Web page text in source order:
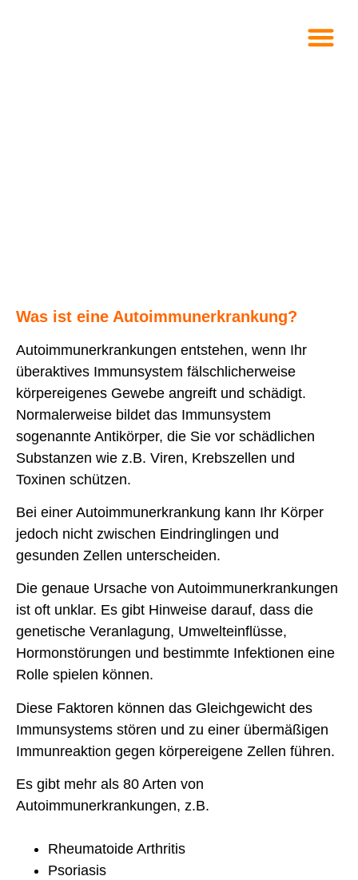
Was ist eine Autoimmunerkrankung?
Autoimmunerkrankungen entstehen, wenn Ihr
überaktives Immunsystem fälschlicherweise
körpereigenes Gewebe angreift und schädigt.
Normalerweise bildet das Immunsystem
sogenannte Antikörper, die Sie vor schädlichen
Substanzen wie z.B. Viren, Krebszellen und
Toxinen schützen.
Bei einer Autoimmunerkrankung kann Ihr Körper
jedoch nicht zwischen Eindringlingen und
gesunden Zellen unterscheiden.
Die genaue Ursache von Autoimmunerkrankungen
ist oft unklar. Es gibt Hinweise darauf, dass die
genetische Veranlagung, Umwelteinflüsse,
Hormonstörungen und bestimmte Infektionen eine
Rolle spielen können.
Diese Faktoren können das Gleichgewicht des
Immunsystems stören und zu einer übermäßigen
Immunreaktion gegen körpereigene Zellen führen.
Es gibt mehr als 80 Arten von
Autoimmunerkrankungen, z.B.
Rheumatoide Arthritis
Psoriasis